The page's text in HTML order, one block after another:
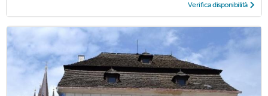
Verifica disponibilità